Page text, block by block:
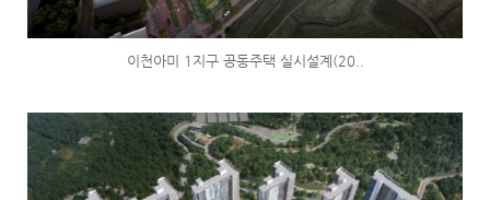
이천아미 1지구 공동주택 실시설계(20..